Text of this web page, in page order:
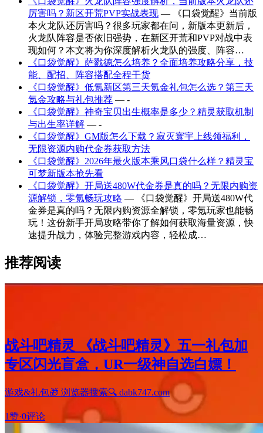
厉害吗？新区开荒PVP实战表现 — 《口袋觉醒》当前版
本火龙队还厉害吗？很多玩家都在问，新版本更新后，
火龙队阵容是否依旧强势，在新区开荒和PVP对战中表
现如何？本文将为你深度解析火龙队的强度、阵容…
《口袋觉醒》萨戮德怎么培养？全面培养攻略分享，技
能、配招、阵容搭配全程干货
《口袋觉醒》低氪新区第三天氪金礼包怎么选？第三天
氪金攻略与礼包推荐 — -
《口袋觉醒》神奇宝贝出生概率是多少？精灵获取机制
与出生率详解 — -
《口袋觉醒》GM版怎么下载？寂灭寰宇上线领福利，
无限资源内购代金券获取方法
《口袋觉醒》2026年最火版本乘风口袋什么样？精灵宝
可梦新版本抢先看
《口袋觉醒》开局送480W代金券是真的吗？无限内购资
源解锁，零氪畅玩攻略 — 《口袋觉醒》开局送480W代
金券是真的吗？无限内购资源全解锁，零氪玩家也能畅
玩！这份新手开局攻略带你了解如何获取海量资源，快
速提升战力，体验完整游戏内容，轻松成…
推荐阅读
战斗吧精灵 《战斗吧精灵》五一礼包加
专区闪光盲盒，UR一级神自选白嫖！
游戏&礼包🎁 浏览器搜索🔍 dabk747.com
1赞·0评论